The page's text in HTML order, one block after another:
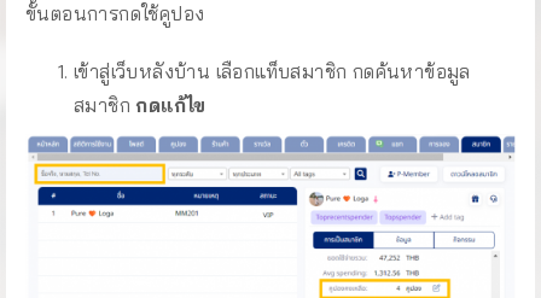
ขั้นตอนการกดใช้คูปอง
เข้าสู่เว็บหลังบ้าน เลือกแท็บสมาชิก กดค้นหาข้อมูล
สมาชิก กดแก้ไข